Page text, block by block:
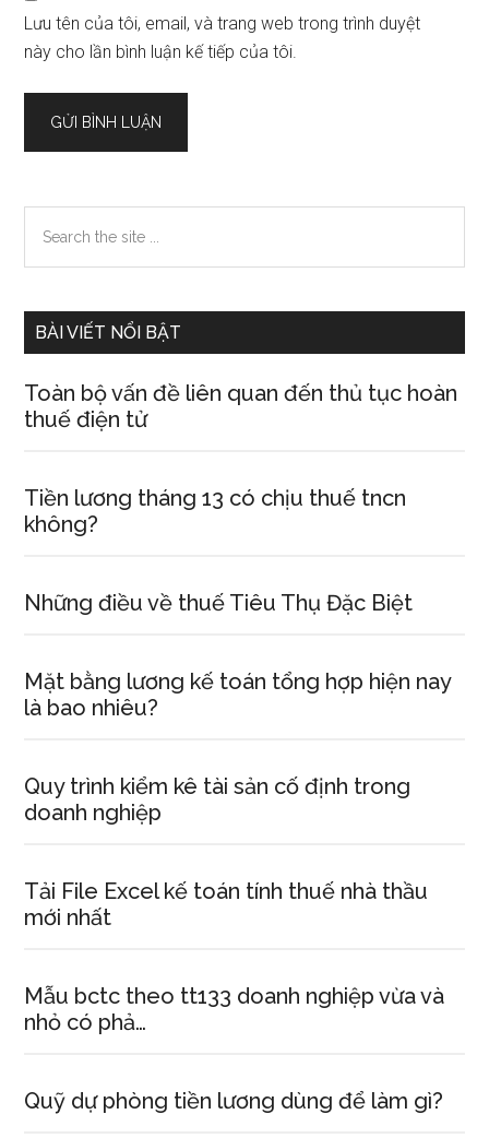
Lưu tên của tôi, email, và trang web trong trình duyệt
này cho lần bình luận kế tiếp của tôi.
Sidebar
chính
the
BÀI VIẾT NỔI BẬT
Toàn bộ vấn đề liên quan đến thủ tục hoàn
thuế điện tử
Tiền lương tháng 13 có chịu thuế tncn
không?
Những điều về thuế Tiêu Thụ Đặc Biệt
Mặt bằng lương kế toán tổng hợp hiện nay
là bao nhiêu?
Quy trình kiểm kê tài sản cố định trong
doanh nghiệp
Tải File Excel kế toán tính thuế nhà thầu
mới nhất
Mẫu bctc theo tt133 doanh nghiệp vừa và
nhỏ có phả…
Quỹ dự phòng tiền lương dùng để làm gì?